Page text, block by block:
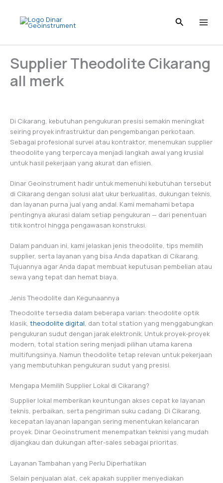
content
Supplier Theodolite Cikarang
all merk
Di Cikarang, kebutuhan pengukuran presisi semakin meningkat
seiring proyek infrastruktur dan pengembangan perkotaan.
Sebagai profesional survei atau kontraktor, menemukan supplier
theodolite yang terpercaya menjadi langkah awal yang krusial
untuk hasil pekerjaan yang akurat dan efisien.
Dinar Geoinstrument hadir untuk memenuhi kebutuhan tersebut
di Cikarang dengan solusi alat ukur berkualitas, dukungan teknis,
dan layanan purna jual yang andal. Kami memahami betapa
pentingnya akurasi dalam setiap pengukuran — dari penentuan
titik kontrol hingga pengawasan konstruksi.
Dalam panduan ini, kami jelaskan jenis theodolite, tips memilih
supplier, serta layanan yang bisa Anda dapatkan di Cikarang.
Tujuannya agar Anda dapat membuat keputusan pembelian atau
sewa yang tepat dan hemat biaya.
Jenis Theodolite dan Kegunaannya
Theodolite tersedia dalam beberapa varian: theodolite optik
klasik, theodolite digital, dan total station yang menggabungkan
pengukuran sudut dengan jarak elektronik. Untuk proyek-proyek
modern, total station sering menjadi pilihan utama karena
multifungsinya. Namun theodolite tetap relevan untuk pekerjaan
yang membutuhkan pengukuran sudut yang presisi.
Mengapa Memilih Supplier Lokal di Cikarang?
Supplier lokal memberikan keuntungan akses cepat ke layanan
teknis, perbaikan, serta pengiriman suku cadang. Di Cikarang,
kecepatan layanan lapangan sering menentukan kelancaran
proyek. Dinar Geoinstrument menempatkan teknisi yang mudah
dijangkau dan dukungan after-sales sebagai prioritas.
Layanan Tambahan yang Perlu Diperhatikan
Selain penjualan alat, cek apakah supplier menyediakan